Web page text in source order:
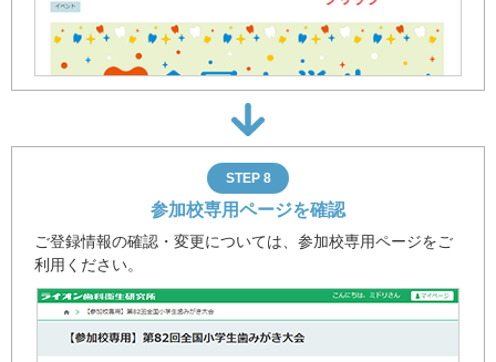
STEP 8
参加校専用ページを確認
ご登録情報の確認・変更については、参加校専用ページをご
利用ください。